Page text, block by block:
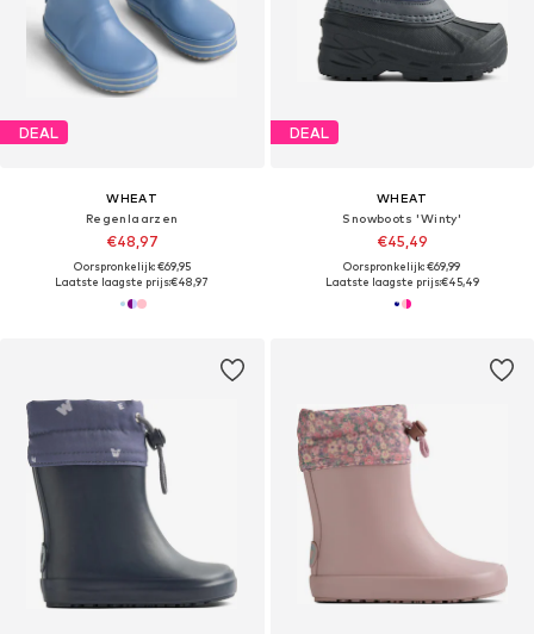
DEAL
WHEAT
Regenlaarzen
€48,97
Oorspronkelijk: €69,95
Laatste laagste prijs:€48,97
DEAL
WHEAT
Snowboots 'Winty'
€45,49
Oorspronkelijk: €69,99
Laatste laagste prijs:€45,49